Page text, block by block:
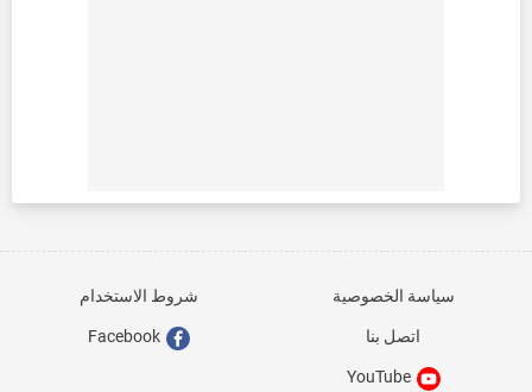
سياسة الخصوصية شروط الاستخدام
اتصل بنا
YouTube